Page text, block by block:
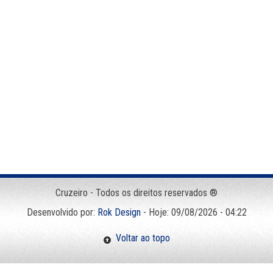
Cruzeiro - Todos os direitos reservados ®
Desenvolvido por: Rok Design- Hoje: 09/08/2026 - 04:22
Voltar ao topo